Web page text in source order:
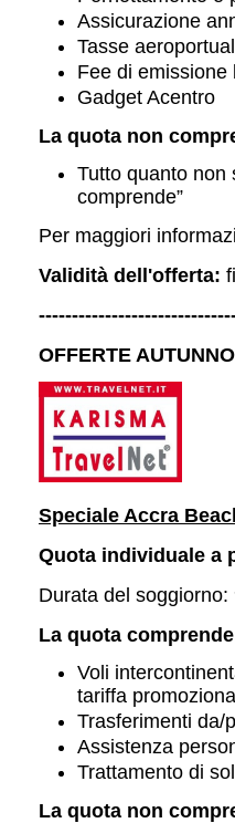
Assicurazione
Tasse
Fee di emissione
Gadget Acentro
La quota non
Tutto quanto non
comprende”
Per maggiori
Validità dell'offerta:
OFFERTE AUTUNNO
Speciale Accra
Quota individuale a
Durata del
La quota comprende
Voli
tariffa
Trasferimenti da/
Assistenza
Trattamento di
La quota non